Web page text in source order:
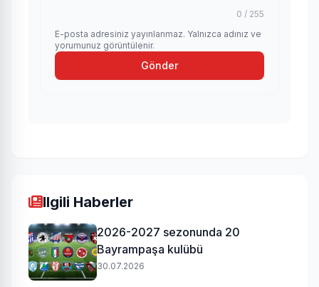
0 / 255
E-posta adresiniz yayınlanmaz. Yalnızca adınız ve
yorumunuz görüntülenir.
Gönder
Ilgili Haberler
2026-2027 sezonunda 20
Bayrampaşa kulübü
30.07.2026